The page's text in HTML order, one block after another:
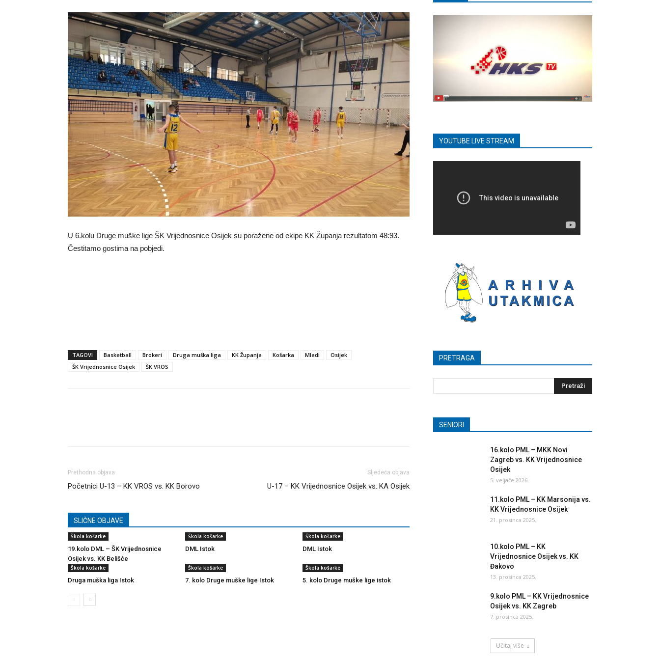
U 6.kolu Druge muške lige ŠK Vrijednosnice Osijek su poražene od ekipe KK Županja rezultatom 48:93.
Čestitamo gostima na pobjedi.
TAGOVI Basketball Brokeri Druga muška liga KK Županja Košarka Mladi
Osijek
ŠK Vrijednosnice Osijek
ŠK VROS
Prethodna objava
Početnici U-13 – KK VROS vs. KK Borovo
Sljedeća objava
U-17 – KK Vrijednosnice Osijek vs. KA Osijek
SLIČNE OBJAVE
Škola košarke
19.kolo DML – ŠK Vrijednosnice
Osijek vs. KK Belišće
Škola košarke
DML Istok
Škola košarke
DML Istok
Škola košarke
Druga muška liga Istok
Škola košarke
7. kolo Druge muške lige Istok
Škola košarke
5. kolo Druge muške lige istok
YOUTUBE LIVE STREAM
PRETRAGA
SENIORI
16.kolo PML – MKK Novi
Zagreb vs. KK Vrijednosnice
Osijek
5. veljače 2026.
11.kolo PML – KK Marsonija vs.
KK Vrijednosnice Osijek
21. prosinca 2025.
10.kolo PML – KK
Vrijednosnice Osijek vs. KK
Đakovo
13. prosinca 2025.
9.kolo PML – KK Vrijednosnice
Osijek vs. KK Zagreb
7. prosinca 2025.
Učitaj više